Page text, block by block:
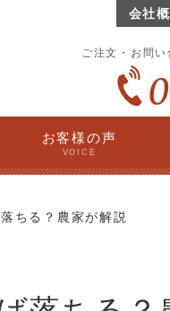
会社
ご注文・お問
お客様の声
VOICE
ちる？農家が解説